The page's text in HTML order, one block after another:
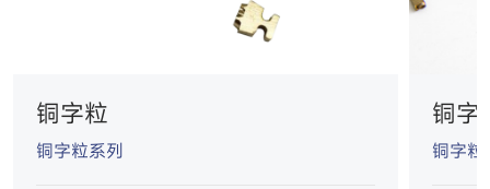
铜字粒
铜字粒系列
铜字
铜字粒